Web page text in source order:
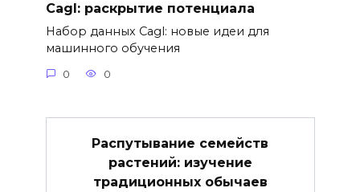
Cagl: раскрытие потенциала
Набор данных Cagl: новые идеи для
машинного обучения
0 0
Распутывание семейств
растений: изучение
традиционных обычаев